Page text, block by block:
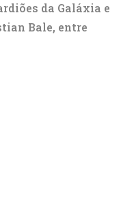
da Galáxia e
Bale, entre